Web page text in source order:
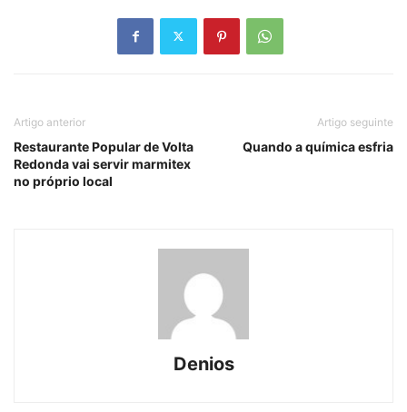
Artigo anterior
Restaurante Popular de Volta
Redonda vai servir marmitex
no próprio local
Artigo seguinte
Quando a química esfria
Denios